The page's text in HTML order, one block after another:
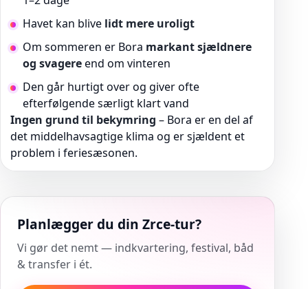
Havet kan blive lidt mere uroligt
Om sommeren er Bora markant sjældnere
og svagereend om vinteren
Den går hurtigt over og giver ofte
efterfølgende særligt klart vand
Ingen grund til bekymring – Bora er en del af
det middelhavsagtige klima og er sjældent et
problem i feriesæsonen.
Planlægger du din Zrce-tur?
Vi gør det nemt — indkvartering, festival, båd
& transfer i ét.